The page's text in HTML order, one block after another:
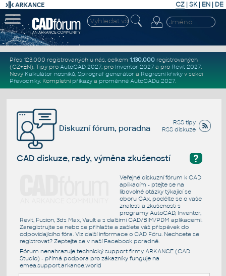
CZ | SK| EN | DE
Přes 123.000 registrovaných u nás, celkem 1.130.000registrovaných
(CZ+EN). Tipy pro AutoCAD 2027, pro Inventor 2027a pro Revit 2027.
Nový Kalkulátor nosníků, Spirograf generátor a Regresní křivkyv sekci
Převodníky. Kompletní příkazya proměnné AutoCADu 2027.
RSS tipy
RSS diskuze
Diskuzní fórum, poradna
?
CAD diskuze, rady, výměna zkušeností
Veřejné diskuzní fórum k CAD
aplikacím - ptejte se na
libovolné otázky týkající se
oboru CAx, podělte se o vaše
znalosti a zkušenosti s
programy AutoCAD, Inventor,
Revit, Fusion, 3ds Max, Vault a s dalšími CAD/BIM/PDM aplikacemi.
Zaregistrujte se nebo se přihlašte a zašlete váš příspěvek do
odpovídajícího fóra. Viz další informace o CAD Fóru. Nechcete se
registrovat? Zeptejte se v naší Facebook poradně.
Fórum nenahrazuje technický support firmy ARKANCE (CAD
Studio) - přímá podpora pro zákazníky funguje na
emea.support.arkance.world